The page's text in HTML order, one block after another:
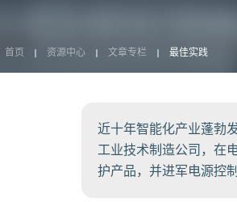
首页 资源中心 文章专栏 最佳实践
近十年智能化产业蓬勃
工业技术制造公司，在
护产品，并进军电源控